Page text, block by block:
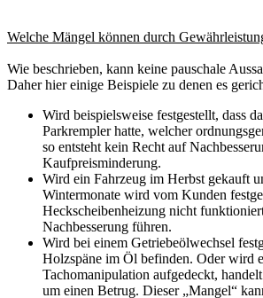
Welche Mängel können durch
Wie beschrieben, kann keine pauschale
Daher hier einige Beispiele zu denen es
Wird beispielsweise festgestellt, dass
Parkrempler hatte, welcher
so entsteht kein Recht auf
Kaufpreisminderung.
Wird ein Fahrzeug im Herbst gekauft
Wintermonate wird vom Kunden
Heckscheibenheizung nicht
Nachbesserung führen.
Wird bei einem Getriebeölwechsel
Holzspäne im Öl befinden. Oder wird
Tachomanipulation aufgedeckt,
um einen Betrug. Dieser „Mangel“